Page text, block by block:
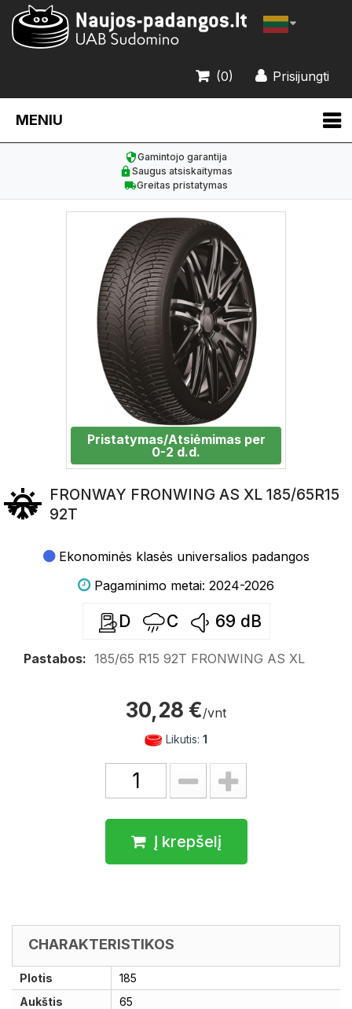
Prisijungti
(0)
MENIU
Gamintojo garantija
Saugus atsiskaitymas
Greitas pristatymas
Pristatymas/Atsiėmimas per
0-2 d.d.
FRONWAY FRONWING AS XL 185/65R15
92T
Ekonominės klasės universalios padangos
Pagaminimo metai: 2024-2026
D C 69 dB
Pastabos: 185/65 R15 92T FRONWING AS XL
30,28 €/vnt
Likutis: 1
Į krepšelį
CHARAKTERISTIKOS
Plotis
185
Aukštis
65